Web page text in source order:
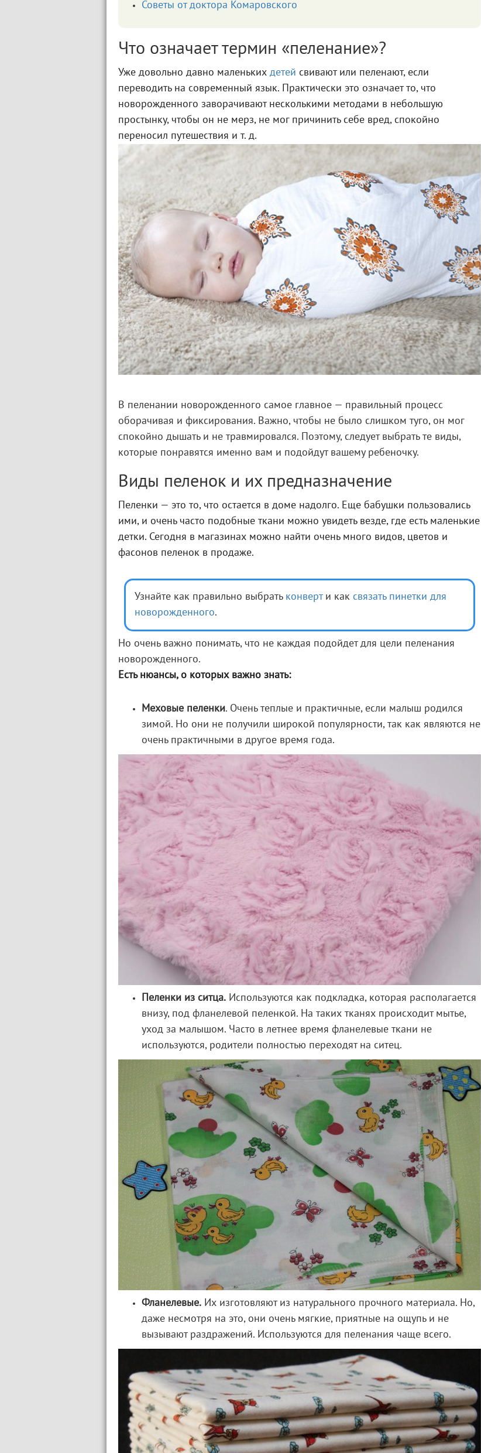
Советы от доктора Комаровского
Что означает термин «пеленание»?
Уже довольно давно маленьких детей свивают или пеленают, если
переводить на современный язык. Практически это означает то, что
новорожденного заворачивают несколькими методами в небольшую
простынку, чтобы он не мерз, не мог причинить себе вред, спокойно
переносил путешествия и т. д.
В пеленании новорожденного самое главное — правильный процесс
оборачивая и фиксирования. Важно, чтобы не было слишком туго, он мог
спокойно дышать и не травмировался. Поэтому, следует выбрать те виды,
которые понравятся именно вам и подойдут вашему ребеночку.
Виды пеленок и их предназначение
Пеленки — это то, что остается в доме надолго. Еще бабушки пользовались
ими, и очень часто подобные ткани можно увидеть везде, где есть маленькие
детки. Сегодня в магазинах можно найти очень много видов, цветов и
фасонов пеленок в продаже.
Узнайте как правильно выбрать конверти как связать пинетки для
новорожденного.
Но очень важно понимать, что не каждая подойдет для цели пеленания
новорожденного.
Есть нюансы, о которых важно знать:
Меховые пеленки. Очень теплые и практичные, если малыш родился
зимой. Но они не получили широкой популярности, так как являются не
очень практичными в другое время года.
Пеленки из ситца. Используются как подкладка, которая располагается
внизу, под фланелевой пеленкой. На таких тканях происходит мытье,
уход за малышом. Часто в летнее время фланелевые ткани не
используются, родители полностью переходят на ситец.
Фланелевые. Их изготовляют из натурального прочного материала. Но,
даже несмотря на это, они очень мягкие, приятные на ощупь и не
вызывают раздражений. Используются для пеленания чаще всего.